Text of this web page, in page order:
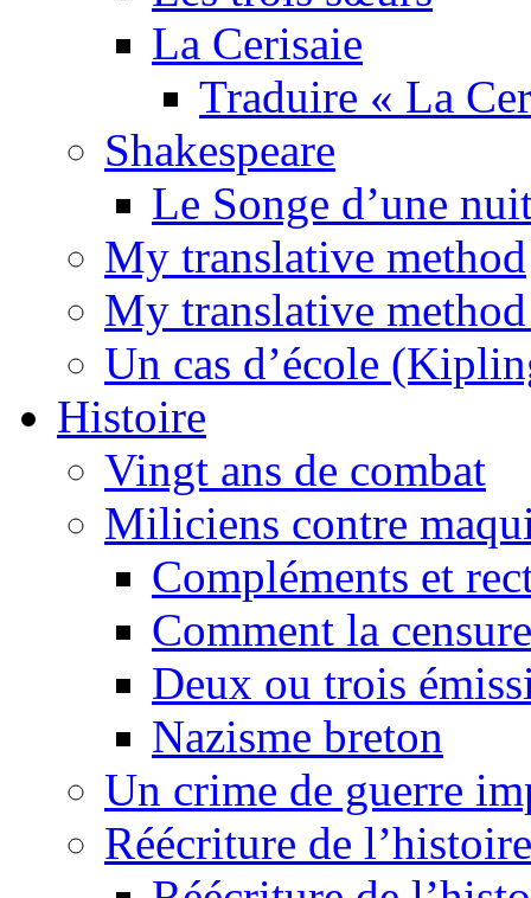
La Cerisaie
Traduire « La
Shakespeare
Le Songe d’une
My translative method
My translative
Un cas d’école
Histoire
Vingt ans de combat
Miliciens contre
Compléments et
Comment la
Deux ou trois
Nazisme breton
Un crime de guerre
Réécriture de